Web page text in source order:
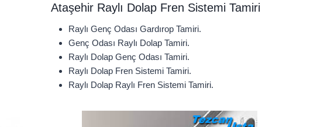
Ataşehir Raylı Dolap Fren Sistemi Tamiri
Raylı Genç Odası Gardırop Tamiri.
Genç Odası Raylı Dolap Tamiri.
Raylı Dolap Genç Odası Tamiri.
Raylı Dolap Fren Sistemi Tamiri.
Raylı Dolap Raylı Fren Sistemi Tamiri.